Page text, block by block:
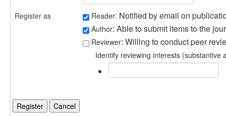
Register as Reader: Notified by email on
Author: Able to submit items to the
Reviewer: Willing to conduct peer
Identify reviewing interests (substantive